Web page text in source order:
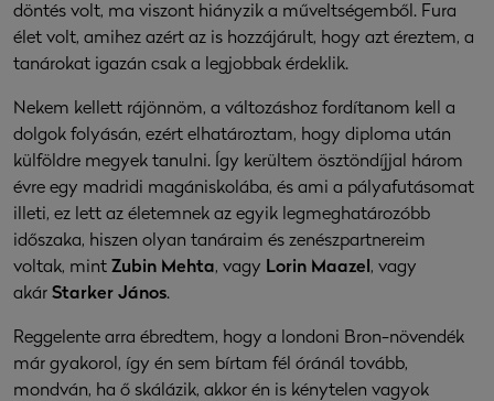
döntés volt, ma viszont hiányzik a műveltségemből. Fura
élet volt, amihez azért az is hozzájárult, hogy azt éreztem, a
tanárokat igazán csak a legjobbak érdeklik.
Nekem kellett rájönnöm, a változáshoz fordítanom kell a
dolgok folyásán, ezért elhatároztam, hogy diploma után
külföldre megyek tanulni. Így kerültem ösztöndíjjal három
évre egy madridi magániskolába, és ami a pályafutásomat
illeti, ez lett az életemnek az egyik legmeghatározóbb
időszaka, hiszen olyan tanáraim és zenészpartnereim
voltak, mint Zubin Mehta, vagy Lorin Maazel , vagy
akár Starker János.
Reggelente arra ébredtem, hogy a londoni Bron-növendék
már gyakorol, így én sem bírtam fél óránál tovább,
mondván, ha ő skálázik, akkor én is kénytelen vagyok